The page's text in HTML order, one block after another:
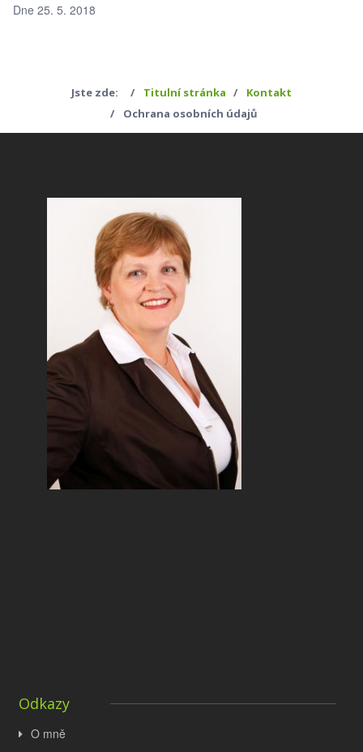
Dne 25. 5. 2018
Jste zde: Titulní stránka
Kontakt
Ochrana osobních údajů
Odkazy
O mně